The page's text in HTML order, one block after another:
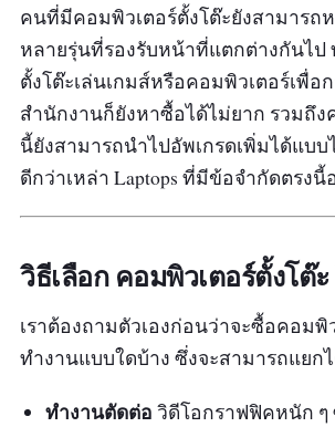
คนที่มีคอมพิวเตอร์ตั้งโต๊ะยังสามารถ
หลายรุ่นที่รองรับหน้าที่แตกต่างกันไป
ตั้งโต๊ะเล่นเกมส์หรือคอมพิวเตอร์เพื่อ
สำนักงานก็ยังหาซื้อได้ไม่ยาก รวมถึง
นี้ยังสามารถนำไปอัพเกรดเพิ่มได้แบบ
ดีกว่าเหล่า Laptops ที่มีข้อจำกัดตรงนี้
วิธีเลือก คอมพิวเตอร์ตั้งโต๊
เราต้องถามตัวเองก่อนว่าจะซื้อคอมพิ
ทำงานแบบใดบ้าง ซึ่งจะสามารถแยก
ทำงานตัดต่อ วิดีโอกราฟฟิคหนัก ๆ